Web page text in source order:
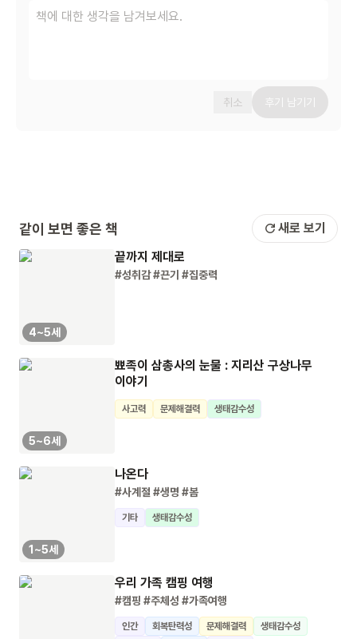
취소 후기 남기기
같이 보면 좋은 책 새로 보기
4~5세
끝까지 제대로
#성취감#끈기 #집중력
5~6세
뾰족이 삼총사의 눈물 : 지리산 구상나무
이야기
사고력 문제해결력 생태감수성
1~5세
나온다
#사계절 #생명 #봄
기타 생태감수성
우리 가족 캠핑 여행
#캠핑 #주체성 #가족여행
인간 회복탄력성 문제해결력
생태감수성